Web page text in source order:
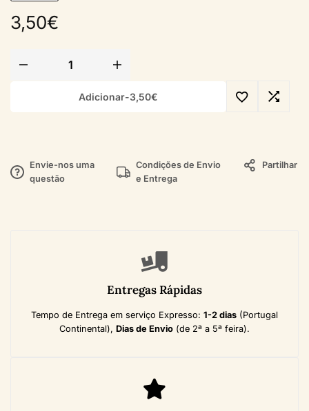
3,50€
Adicionar-3,50€
Envie-nos uma
questão
Condições de Envio
e Entrega
Partilhar
Entregas Rápidas
Tempo de Entrega em serviço Expresso: 1-2 dias (Portugal
Continental), Dias de Envio (de 2ª a 5ª feira).